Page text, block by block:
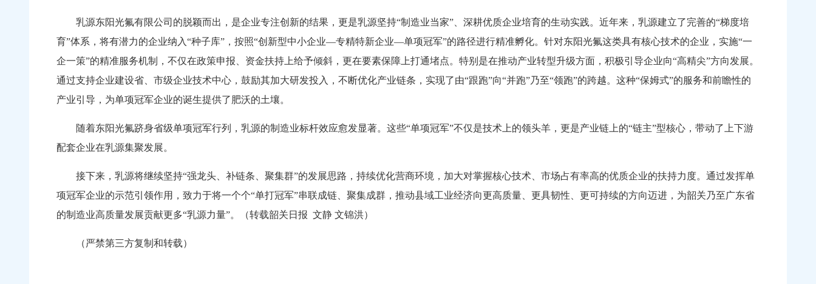
乳源东阳光氟有限公司的脱颖而出，是企业专注创新的结果，更是乳源坚持“制造业当家”、深耕优质企业培育的生动实践。近年来，乳源建立了完善的“梯度培
育”体系，将有潜力的企业纳入“种子库”，按照“创新型中小企业—专精特新企业—单项冠军”的路径进行精准孵化。针对东阳光氟这类具有核心技术的企业，实施“一
企一策”的精准服务机制，不仅在政策申报、资金扶持上给予倾斜，更在要素保障上打通堵点。特别是在推动产业转型升级方面，积极引导企业向“高精尖”方向发展。
通过支持企业建设省、市级企业技术中心，鼓励其加大研发投入，不断优化产业链条，实现了由“跟跑”向“并跑”乃至“领跑”的跨越。这种“保姆式”的服务和前瞻性的
产业引导，为单项冠军企业的诞生提供了肥沃的土壤。
随着东阳光氟跻身省级单项冠军行列，乳源的制造业标杆效应愈发显著。这些“单项冠军”不仅是技术上的领头羊，更是产业链上的“链主”型核心，带动了上下游
配套企业在乳源集聚发展。
接下来，乳源将继续坚持“强龙头、补链条、聚集群”的发展思路，持续优化营商环境，加大对掌握核心技术、市场占有率高的优质企业的扶持力度。通过发挥单
项冠军企业的示范引领作用，致力于将一个个“单打冠军”串联成链、聚集成群，推动县域工业经济向更高质量、更具韧性、更可持续的方向迈进，为韶关乃至广东省
的制造业高质量发展贡献更多“乳源力量”。（转载韶关日报 文静 文锦洪）
（严禁第三方复制和转载）